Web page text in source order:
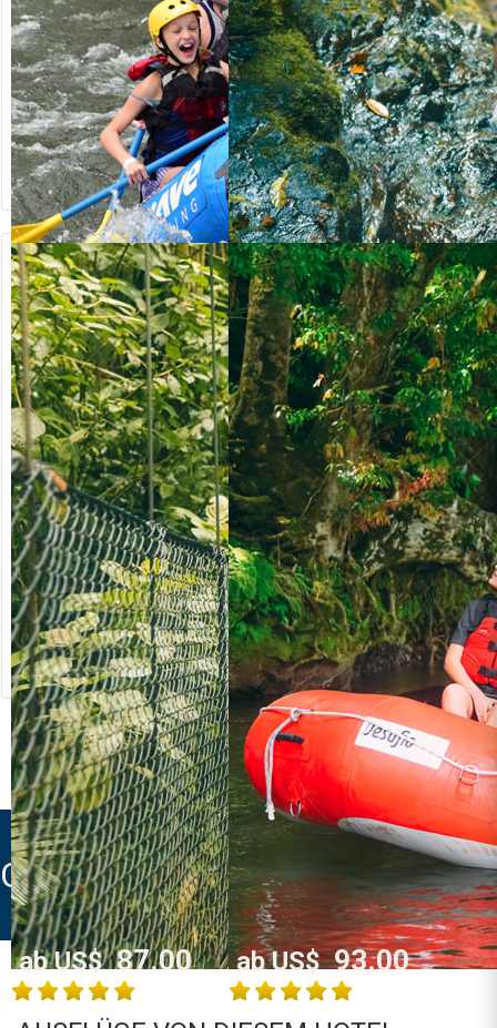
ab US$90.50
RIVER RAFTING
Costa Rica
La Fortuna /
Arenal
MEHR INFO
ab US$
123.00
LOST CANYON
Costa Rica
La Fortuna /
Arenal
MEHR INFO
ab US$87.00 ab US$93.00
CATARATA LODGE